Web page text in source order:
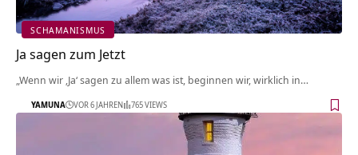
SCHAMANISMUS
Ja sagen zum Jetzt
„Wenn wir ‚Ja‘ sagen zu allem was ist, beginnen wir, wirklich in…
YAMUNA VOR 6 JAHREN 765 VIEWS